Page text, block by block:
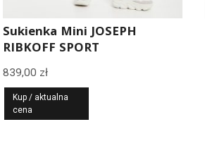
Sukienka Mini JOSEPH
RIBKOFF SPORT
839,00 zł
Kup / aktualna
cena